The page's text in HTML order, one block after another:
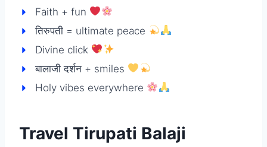
Faith + fun
तिरुपती = ultimate peace
Divine click
बालाजी दर्शन + smiles
Holy vibes everywhere
Travel Tirupati Balaji